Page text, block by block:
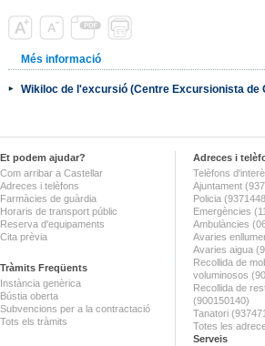
Més informació
Wikiloc de l'excursió (Centre Excursionista de
Et podem ajudar?
Com arribar a Castellar
Adreces i telèfons
Farmàcies de guàrdia
Horaris de transport públic
Reserva d'equipaments
Cita prèvia
Tràmits Freqüents
Instància genèrica
Bústia oberta
Subvencions per a la contractació
Tots els tràmits
Adreces i
Telèfons
Ajuntament
Policia
Emergències
Ambulàncies
Avaries
Avaries aigua
Recollida de
voluminosos
Recollida de
(900150140)
Tanatori
Totes les
Serveis